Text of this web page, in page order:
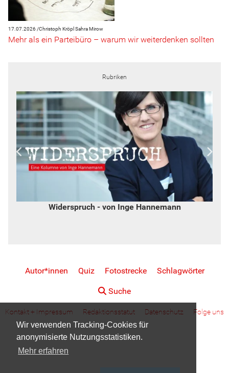
Wir verwenden Tracking-Cookies für
anonymisierte Nutzungsstatistiken.
Mehr erfahren
17.07.2026 /Christoph Kröpl Sahra Mirow
Mehr als ein Parteibüro – warum wir weiterdenken sollten
Rubriken
Widerspruch - von Inge Hannemann
Autor*innen Quiz Fotostrecke Schlagwörter
Suche
Kontakt + Impressum Redaktionsstatut Datenschutz Folge uns